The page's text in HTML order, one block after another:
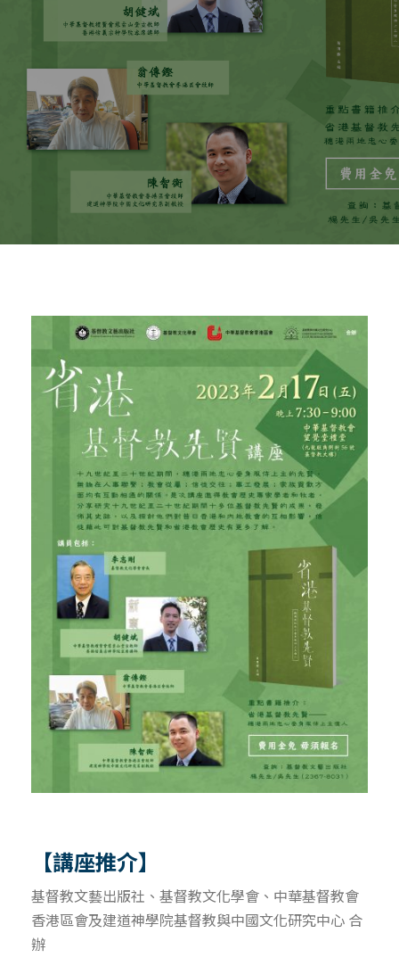
【講座推介】
基督教文藝出版社、基督教文化學會、中華基督教會
香港區會及建道神學院基督教與中國文化研究中心 合
辦